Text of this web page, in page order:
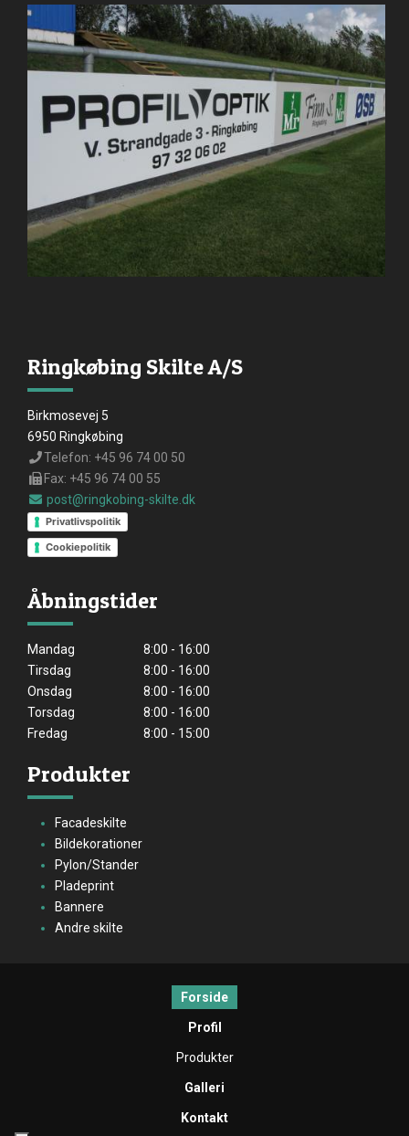
Ringkøbing Skilte A/S
Birkmosevej 5
6950 Ringkøbing
Telefon: +45 96 74 00 50
Fax: +45 96 74 00 55
post@ringkobing-skilte.dk
Privatlivspolitik
Cookiepolitik
Åbningstider
Mandag
8:00 - 16:00
Tirsdag
8:00 - 16:00
Onsdag
8:00 - 16:00
Torsdag
8:00 - 16:00
Fredag
8:00 - 15:00
Produkter
Facadeskilte
Bildekorationer
Pylon/Stander
Pladeprint
Bannere
Andre skilte
Forside
Profil
Produkter
Galleri
Kontakt